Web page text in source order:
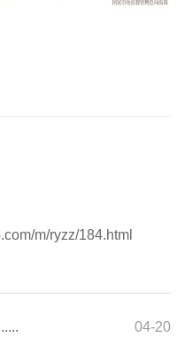
m/ryzz/184.html
04-20